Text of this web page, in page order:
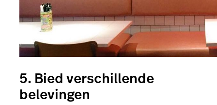
5. Bied verschillende
belevingen